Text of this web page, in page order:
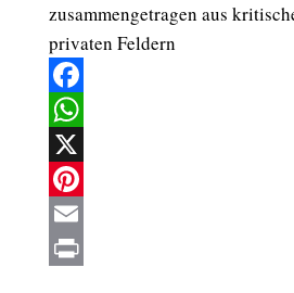
zusammengetragen aus
privaten Feldern
Facebook
WhatsApp
X
Pinterest
Email